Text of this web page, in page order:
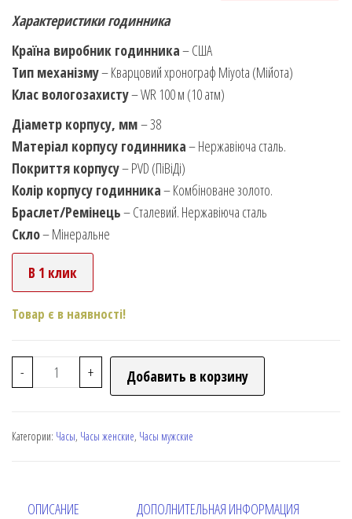
Характеристики годинника
Країна виробник годинника– США
Тип механізму– Кварцовий хронограф Miyota (Мійота)
Клас вологозахисту– WR 100 м (10 атм)
Діаметр корпусу, мм– 38
Матеріал корпусу годинника– Нержавіюча сталь.
Покриття корпусу– PVD (ПіВіДі)
Колір корпусу годинника– Комбіноване золото.
Браслет/Ремінець– Сталевий. Нержавіюча сталь
Скло– Мінеральне
В 1 клик
Товар є в наявності!
- + Добавить в корзину
Категории: Часы, Часы женские, Часы мужские
ОПИСАНИЕ ДОПОЛНИТЕЛЬНАЯ ИНФОРМАЦИЯ